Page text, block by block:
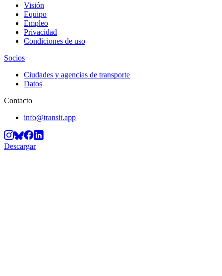
Visión
Equipo
Empleo
Privacidad
Condiciones de uso
Socios
Ciudades y agencias de transporte
Datos
Contacto
info@transit.app
Descargar